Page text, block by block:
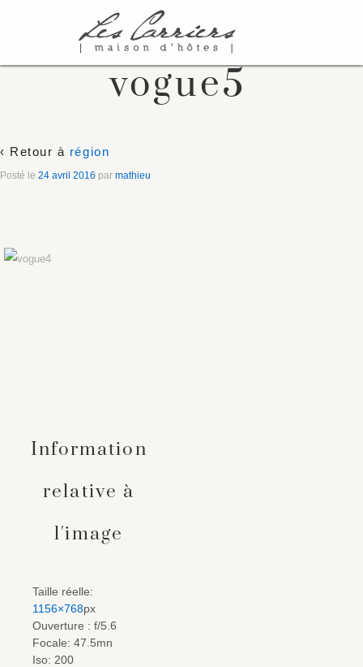
vogue5
‹ Retour à région
Posté le 24 avril 2016 par mathieu
Information
relative à
l'image
Taille réelle:
1156×768px
Ouverture : f/5.6
Focale: 47.5mn
Iso: 200